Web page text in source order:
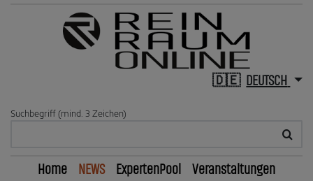
DEUTSCH
Suchbegriff (mind. 3 Zeichen)
Home NEWS ExpertenPool
Veranstaltungen